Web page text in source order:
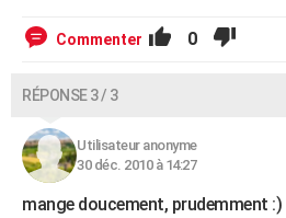
Commenter 0
RÉPONSE 3 / 3
Utilisateur anonyme
30 déc. 2010 à 14:27
mange doucement, prudemment :)